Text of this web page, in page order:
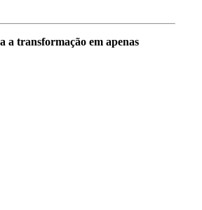
a transformação em apenas